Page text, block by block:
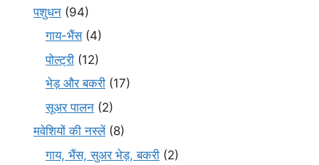
पशुधन (94)
गाय-भैंस(4)
पोल्ट्री (12)
भेड़ और बकरी (17)
सूअर पालन (2)
मवेशियों की नस्लें(8)
गाय, भैंस, सुअर भेड़, बकरी (2)